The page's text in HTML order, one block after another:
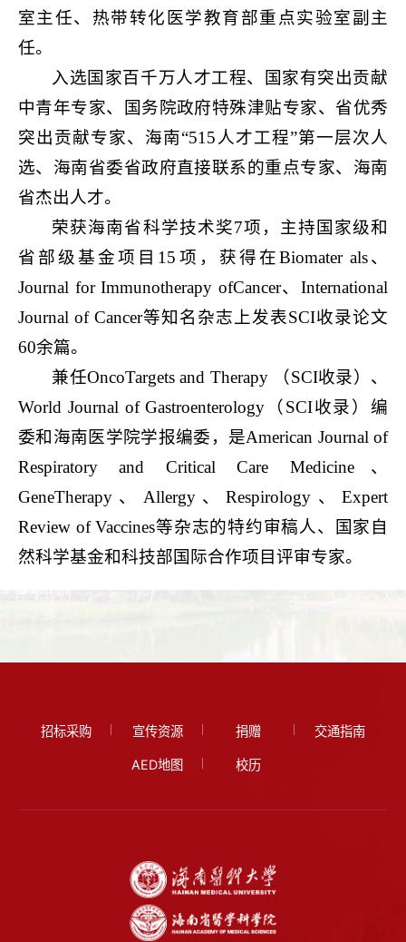
室主任、热带转化医学教育部重点实验室副主
任。
入选国家百千万人才工程、国家有突出贡献
中青年专家、国务院政府特殊津贴专家、省优秀
突出贡献专家、海南“515人才工程”第一层次人
选、海南省委省政府直接联系的重点专家、海南
省杰出人才。
荣获海南省科学技术奖7项，主持国家级和
省部级基金项目15项，获得在Biomater als、
Journal for Immunotherapy ofCancer、International
Journal of Cancer等知名杂志上发表SCI收录论文
60余篇。
兼任OncoTargets and Therapy （SCI收录）、
World Journal of Gastroenterology（SCI收录）编
委和海南医学院学报编委，是American Journal of
Respiratory and Critical Care Medicine、
GeneTherapy、Allergy、Respirology、Expert
Review of Vaccines等杂志的特约审稿人、国家自
然科学基金和科技部国际合作项目评审专家。
招标采购 宣传资源 捐赠 交通指南
AED地图 校历